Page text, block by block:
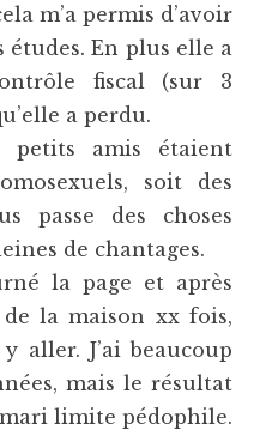
m’a permis d’avoir
En plus elle a
fiscal (sur 3
a perdu.
petits amis étaient
soit des
passe des choses
de chantages.
la page et après
la maison xx fois,
aller. J’ai beaucoup
mais le résultat
limite pédophile.